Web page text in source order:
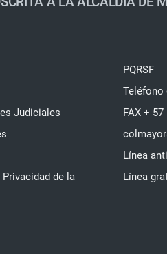
Judiciales
de la
PQRSF
Teléfono
FAX +
Línea
Línea